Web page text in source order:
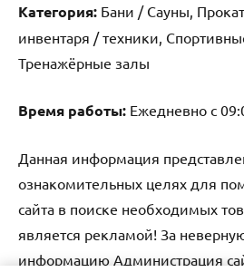
Категория: Бани / Сауны,
инвентаря / техники,
Тренажёрные залы
Время работы: Ежедневно с
Данная информация
ознакомительных целях для
сайта в поиске необходимых
является рекламой! За
информацию Администрация